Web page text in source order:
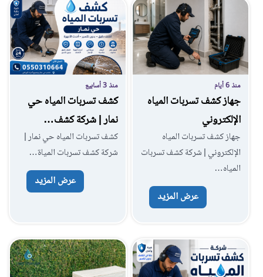
منذ 6 أيام
جهاز كشف تسربات المياه
الإلكتروني
جهاز كشف تسربات المياه
الإلكتروني | شركة كشف تسربات
المياه…
عرض المزيد
منذ 3 أسابيع
كشف تسربات المياه حي
نمار | شركة كشف…
كشف تسربات المياه حي نمار |
شركة كشف تسربات المياة…
عرض المزيد